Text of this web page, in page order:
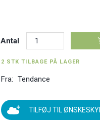
Antal
2 STK TILBAGE PÅ LAGER
Fra: Tendance
TILFØJ TIL